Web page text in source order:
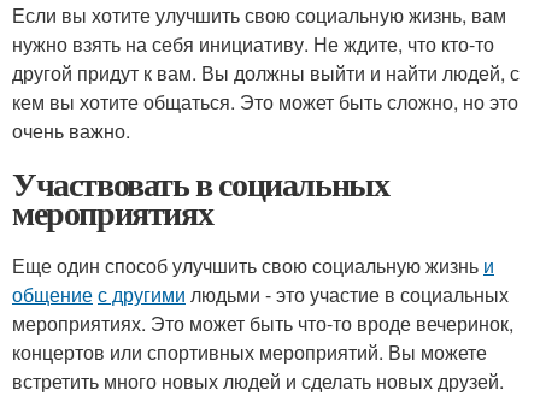
Если вы хотите улучшить свою социальную жизнь, вам
нужно взять на себя инициативу. Не ждите, что кто-то
другой придут к вам. Вы должны выйти и найти людей, с
кем вы хотите общаться. Это может быть сложно, но это
очень важно.
Участвовать в социальных
мероприятиях
Еще один способ улучшить свою социальную жизнь и
общениес другими людьми - это участие в социальных
мероприятиях. Это может быть что-то вроде вечеринок,
концертов или спортивных мероприятий. Вы можете
встретить много новых людей и сделать новых друзей.